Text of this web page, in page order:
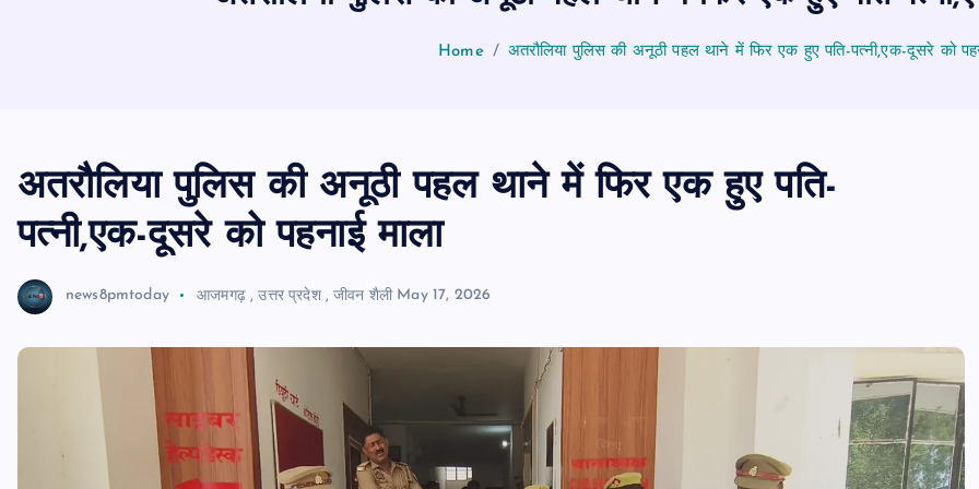
Home अतरौलिया पुलिस की अनूठी पहल थाने में फिर एक हुए पति-पत्नी,एक-दूसरे को
अतरौलिया पुलिस की अनूठी पहल थाने में फिर एक हुए पति-
पत्नी,एक-दूसरे को पहनाई माला
news8pmtoday आजमगढ़,उत्तर प्रदेश,जीवन शैली May 17, 2026